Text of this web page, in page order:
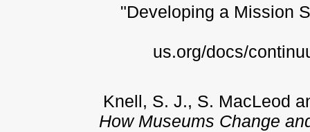
"Developing a Mission
us.org/docs/
Knell, S. J., S. MacLeod
How Museums Change